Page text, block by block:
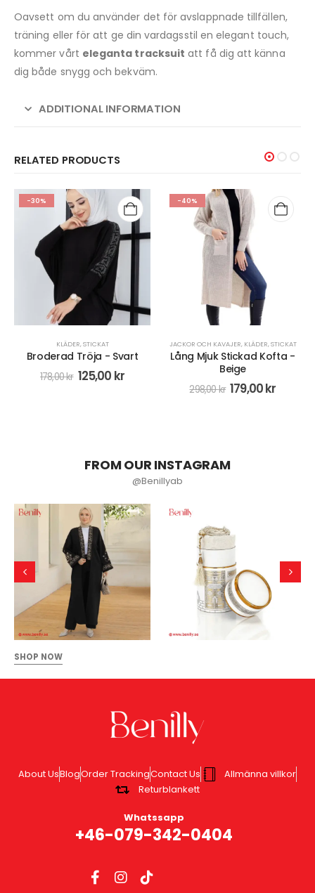
Oavsett om du använder det för avslappnade tillfällen,
träning eller för att ge din vardagsstil en elegant touch,
kommer vårt eleganta tracksuit att få dig att känna
dig både snygg och bekväm.
ADDITIONAL INFORMATION
RELATED PRODUCTS
-40%
JACKOR OCH KAVAJER,KLÄDER
Lång Mjuk Stickad Kofta -
Beige
JACKOR OCH KAVAJER, KLÄDER,STICKAT
Lång Stickad Väst - Grön
98,00kr
FROM OUR INSTAGRAM
@Benillyab
SHOP NOW
About UsBlogOrder TrackingContact Us
Allmänna villkor
Returblankett
Whatssapp
+46-079-342-0404